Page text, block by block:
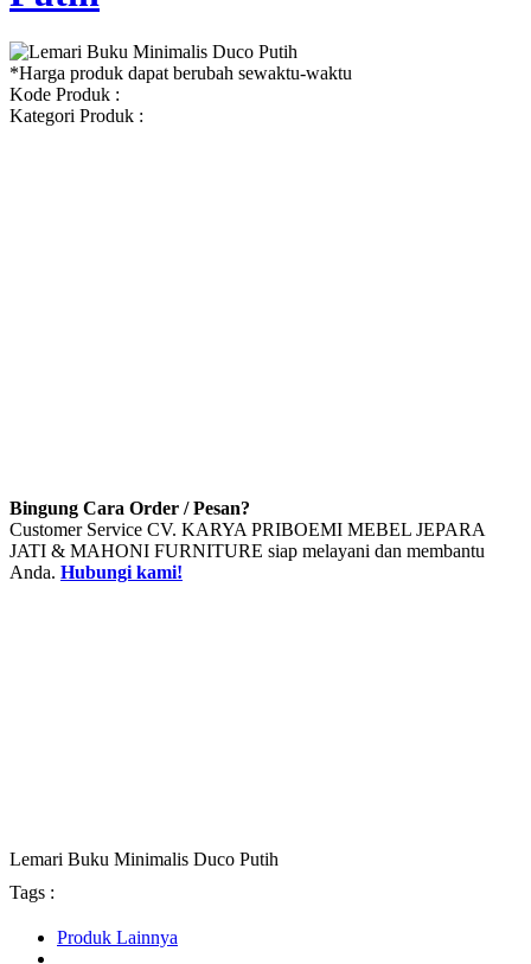
*Harga produk dapat berubah sewaktu-waktu
Kode Produk :
Kategori Produk :
Bingung Cara Order / Pesan?
Customer Service CV. KARYA PRIBOEMI MEBEL JEPARA
JATI & MAHONI FURNITURE siap melayani dan membantu
Anda. Hubungi kami!
Lemari Buku Minimalis Duco Putih
Tags :
Produk Lainnya